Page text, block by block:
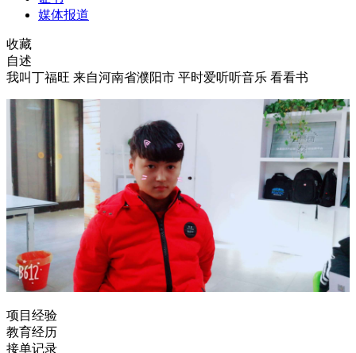
媒体报道
收藏
自述
我叫丁福旺 来自河南省濮阳市 平时爱听听音乐 看看书
项目经验
教育经历
接单记录